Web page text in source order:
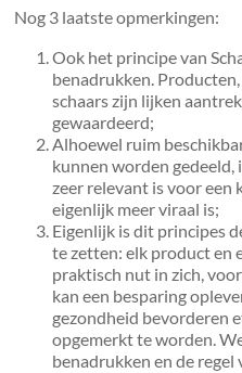
Nog 3 laatste opmerkingen:
Ook het principe van
benadrukken.
schaars zijn lijken
gewaardeerd;
Alhoewel ruim
kunnen worden
zeer relevant is voor een
eigenlijk meer viraal is;
Eigenlijk is dit principes
te zetten: elk product en
praktisch nut in zich,
kan een besparing
gezondheid bevorderen
opgemerkt te worden.
benadrukken en de regel